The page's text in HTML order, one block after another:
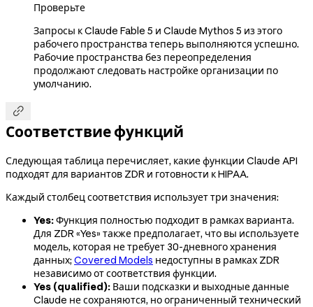
Проверьте
Запросы к Claude Fable 5 и Claude Mythos 5 из этого
рабочего пространства теперь выполняются успешно.
Рабочие пространства без переопределения
продолжают следовать настройке организации по
умолчанию.

Соответствие функций
Следующая таблица перечисляет, какие функции Claude API
подходят для вариантов ZDR и готовности к HIPAA.
Каждый столбец соответствия использует три значения:
Yes:Функция полностью подходит в рамках варианта.
Для ZDR «Yes» также предполагает, что вы используете
модель, которая не требует 30-дневного хранения
данных; Covered Models недоступны в рамках ZDR
независимо от соответствия функции.
Yes (qualified): Ваши подсказки и выходные данные
Claude не сохраняются, но ограниченный технический